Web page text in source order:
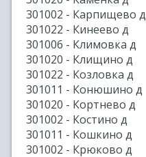
301002 - Карпищево д
301022 - Кинеево д
301006 - Климовка д
301020 - Клищино д
301022 - Козловка д
301011 - Конюшино д
301020 - Кортнево д
301002 - Костино д
301011 - Кошкино д
301002 - Крюково д